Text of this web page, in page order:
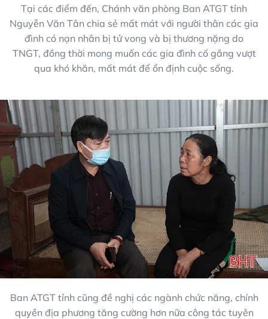
Tại các điểm đến, Chánh văn phòng Ban ATGT tỉnh
Nguyễn Văn Tân chia sẻ mất mát với người thân các gia
đình có nạn nhân bị tử vong và bị thương nặng do
TNGT, đồng thời mong muốn các gia đình cố gắng vượt
qua khó khăn, mất mát để ổn định cuộc sống.
Ban ATGT tỉnh cũng đề nghị các ngành chức năng, chính
quyền địa phương tăng cường hơn nữa công tác tuyên